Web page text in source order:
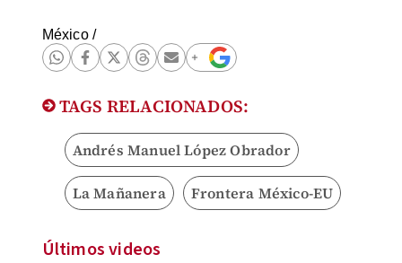
México/
TAGS RELACIONADOS:
Andrés Manuel López Obrador
La Mañanera Frontera México-EU
Últimos videos